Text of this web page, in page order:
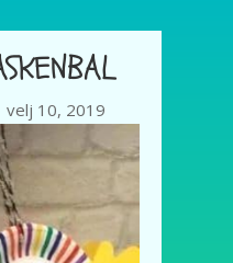
velj 10, 2019